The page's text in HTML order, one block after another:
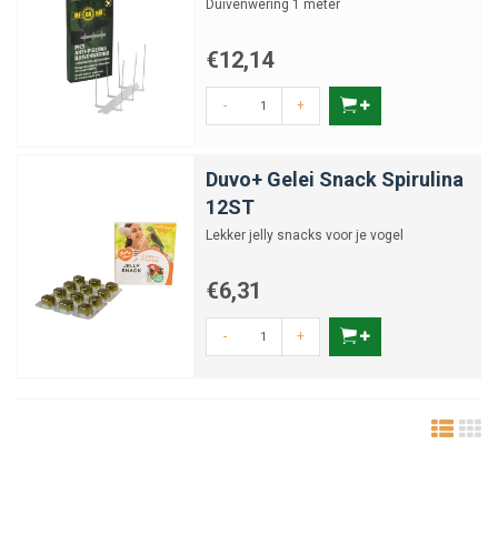
Duivenwering 1 meter
€12,14
- +
Duvo+ Gelei Snack Spirulina
12ST
Lekker jelly snacks voor je vogel
€6,31
- +